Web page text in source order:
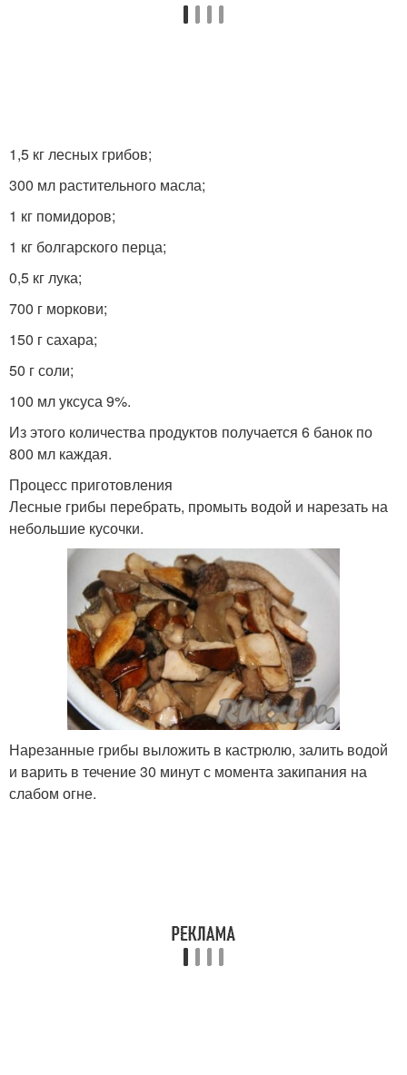
1,5 кг лесных грибов;
300 мл растительного масла;
1 кг помидоров;
1 кг болгарского перца;
0,5 кг лука;
700 г моркови;
150 г сахара;
50 г соли;
100 мл уксуса 9%.
Из этого количества продуктов получается 6 банок по
800 мл каждая.
Процесс приготовления
Лесные грибы перебрать, промыть водой и нарезать на
небольшие кусочки.
Нарезанные грибы выложить в кастрюлю, залить водой
и варить в течение 30 минут с момента закипания на
слабом огне.